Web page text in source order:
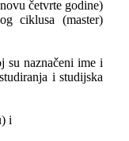
četvrte godine)
ciklusa (master)
su naznačeni ime i
i studijska
i